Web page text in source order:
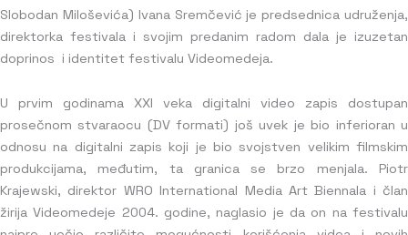
Slobodan Miloševića) Ivana Sremčević je predsednica udruženja,
direktorka festivala i svojim predanim radom dala je izuzetan
doprinos i identitet festivalu Videomedeja.
U prvim godinama XXI veka digitalni video zapis dostupan
prosečnom stvaraocu (DV formati) još uvek je bio inferioran u
odnosu na digitalni zapis koji je bio svojstven velikim filmskim
produkcijama, međutim, ta granica se brzo menjala. Piotr
Krajewski, direktor WRO International Media Art Biennala i član
žirija Videomedeje 2004. godine, naglasio je da on na festivalu